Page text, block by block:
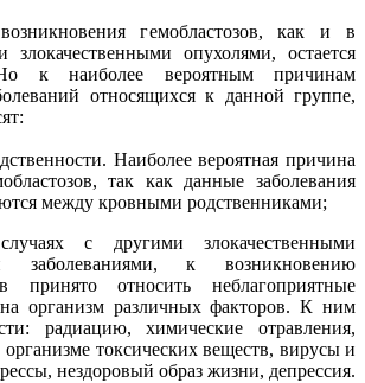
гемобластозов, как и в
злокачественными опухолями, остается
к наиболее вероятным причинам
относящихся к данной группе,
Наиболее вероятная причина
так как данные заболевания
между кровными родственниками;
с другими злокачественными
заболеваниями, к возникновению
принято относить неблагоприятные
на организм различных факторов. К ним
радиацию, химические отравления,
токсических веществ, вирусы и
нездоровый образ жизни, депрессия.